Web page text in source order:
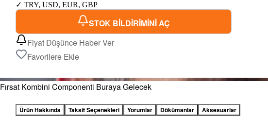
✓ TRY, USD, EUR, GBP
STOK BİLDİRİMİNİ AÇ
Fiyat Düşünce Haber Ver
Favorilere Ekle
Fırsat Kombini Componenti Buraya Gelecek
Ürün Hakkında Taksit Seçenekleri Yorumlar Dökümanlar Aksesuarlar